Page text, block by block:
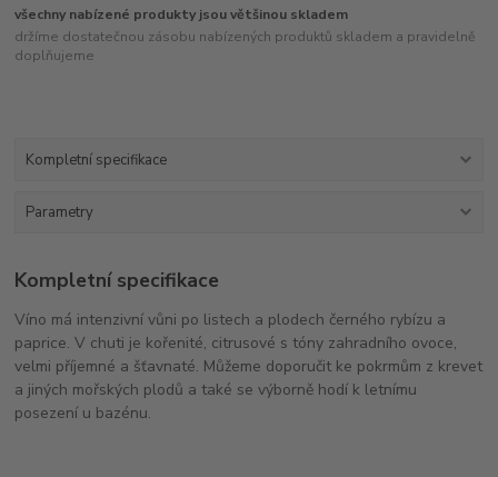
všechny nabízené produkty jsou většinou skladem
držíme dostatečnou zásobu nabízených produktů skladem a pravidelně
doplňujeme
Kompletní specifikace
Parametry
Kompletní specifikace
Víno má intenzivní vůni po listech a plodech černého rybízu a
paprice. V chuti je kořenité, citrusové s tóny zahradního ovoce,
velmi příjemné a šťavnaté. Můžeme doporučit ke pokrmům z krevet
a jiných mořských plodů a také se výborně hodí k letnímu
posezení u bazénu.